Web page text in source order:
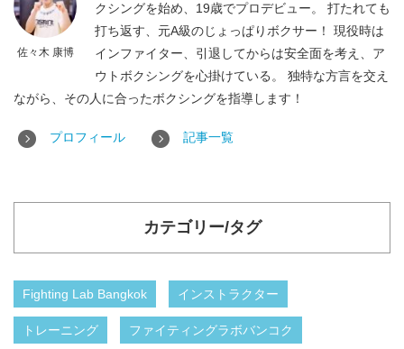
佐々木 康博
クシングを始め、19歳でプロデビュー。 打たれても
打ち返す、元A級のじょっぱりボクサー！ 現役時は
インファイター、引退してからは安全面を考え、ア
ウトボクシングを心掛けている。 独特な方言を交え
ながら、その人に合ったボクシングを指導します！
プロフィール 記事一覧
カテゴリー/タグ
Fighting Lab Bangkok インストラクター
トレーニング ファイティングラボバンコク